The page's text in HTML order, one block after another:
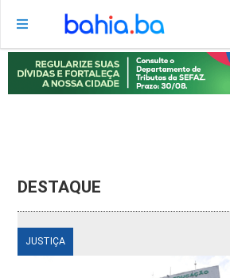
DESTAQUE
JUSTIÇA